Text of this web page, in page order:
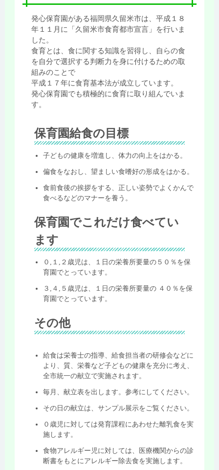
発心保育園がある福岡県久留米市は、平成１８
年１１月に「久留米市食育都市宣言」を行いま
した。
食育とは、食に関する知識を習得し、自らの食
を自分で選択する判断力を身に付けるための取
組みのことで
平成１７年に食育基本法が成立しています。
発心保育園でも積極的に食育に取り組んでいま
す。
保育園給食の目標
子どもの健康を増進し、体力の向上をはかる。
偏食をなおし、望ましい食嗜好の形成をはかる。
食前食後の挨拶をする、正しい姿勢でよくかんで
食べるなどのマナーを養う。
保育園でこれだけ食べてい
ます
０,１,２歳児は、１日の栄養所要量の５０％を保
育園でとっています。
３,４,５歳児は、１日の栄養所要量の ４０％を保
育園でとっています。
その他
給食は栄養士の指導、給食担当者の研修会などに
より、質、栄養など子どもの健康を充分に考え、
全市統一の献立で実施されます。
毎月、献立表を出します。参考にしてください。
その日の献立は、サンプル展示をご覧ください。
０歳児に対しては発育課程にあわせた離乳食を実
施します。
食物アレルギー児に対しては、医療機関からの診
断書をもとにアレルギー除去食を実施します。